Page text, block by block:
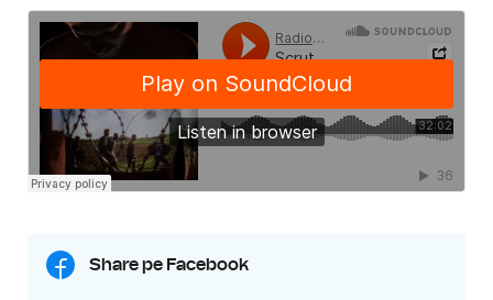
Share pe Facebook